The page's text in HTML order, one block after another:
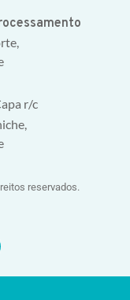
r/c
reservados.